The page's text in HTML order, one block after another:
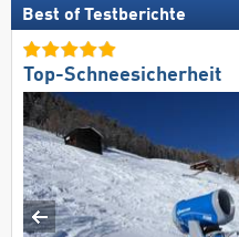
Best of Testberichte
Top-Schneesicherheit